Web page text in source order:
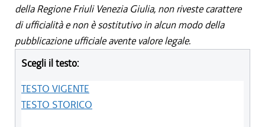
della Regione Friuli Venezia Giulia, non riveste carattere
di ufficialità e non è sostitutivo in alcun modo della
pubblicazione ufficiale avente valore legale.
Scegli il testo:
TESTO VIGENTE
TESTO STORICO